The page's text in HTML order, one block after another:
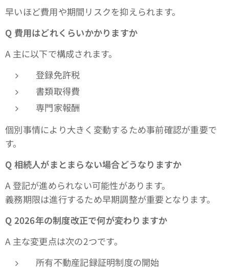
早いほど費用や期間リスクを抑えられます。
Q 費用はどれくらいかかりますか
A 主に以下で構成されます。
登録免許税
書類取得費
専門家報酬
個別事情により大きく変動するため事前確認が重要で
す。
Q 相続人がまとまらない場合どうなりますか
A 登記が進められない可能性があります。
義務期限は進行するため早期調整が重要となります。
Q 2026年の制度改正で何が変わりますか
A 主な変更点は次の2つです。
所有不動産記録証明制度の開始